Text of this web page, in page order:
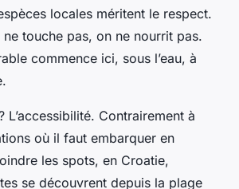
locales méritent le respect.
touche pas, on ne nourrit pas.
commence ici, sous l’eau, à
L’accessibilité. Contrairement à
où il faut embarquer en
les spots, en Croatie,
se découvrent depuis la plage